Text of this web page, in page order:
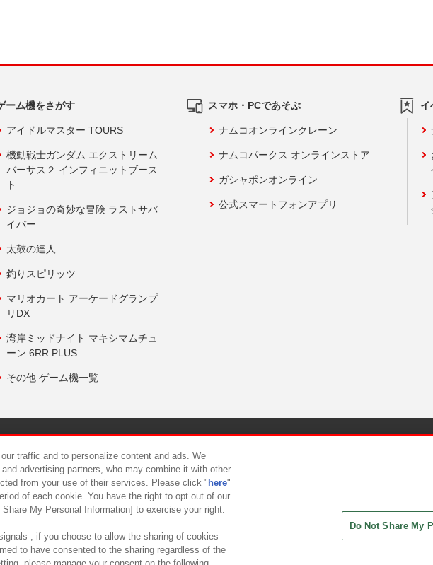
ーム機をさがす
アイドルマスター TOURS
機動戦士ガンダム エクストリーム
バーサス２ インフィニットブース
ト
ジョジョの奇妙な冒険 ラストサバ
イバー
太鼓の達人
釣りスピリッツ
マリオカート アーケードグランプ
リDX
湾岸ミッドナイト マキシマムチュ
ーン 6RR PLUS
その他 ゲーム機一覧
スマホ・PCであそぶ
ナムコオンラインクレーン
ナムコパークス オンラインストア
ガシャポンオンライン
公式スマートフォンアプリ
イ
ご提供について カスタマーハラスメント対応方針
traffic and to personalize content and ads. We
advertising partners, who may combine it with other
from your use of their services. Please click " here"
of each cookie. You have the right to opt out of our
My Personal Information] to exercise your right.
, if you choose to allow the sharing of cookies
to have consented to the sharing regardless of the
Do Not Share My